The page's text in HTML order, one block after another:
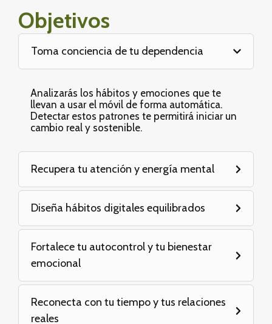
Objetivos
Toma conciencia de tu dependencia
Analizarás los hábitos y emociones que te
llevan a usar el móvil de forma automática.
Detectar estos patrones te permitirá iniciar un
cambio real y sostenible.
Recupera tu atención y energía mental
Diseña hábitos digitales equilibrados
Fortalece tu autocontrol y tu bienestar
emocional
Reconecta con tu tiempo y tus relaciones
reales